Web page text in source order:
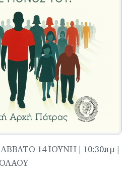
14 ΙΟΥΝΗ | 10:30πμ |